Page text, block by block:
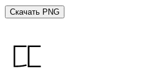
Скачать PNG